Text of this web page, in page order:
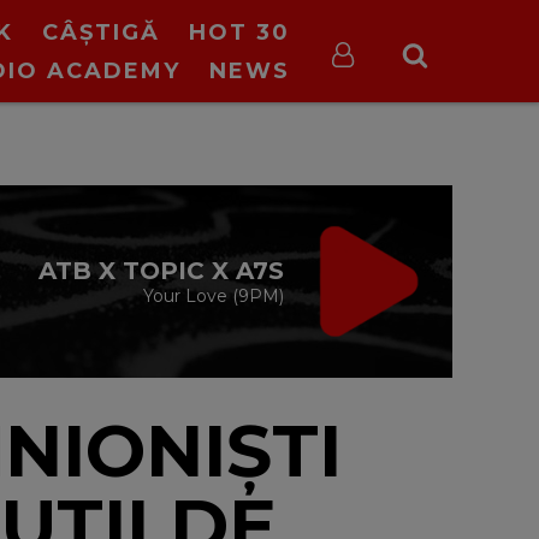
CÂȘTIGĂ
HOT 30
ACADEMY NEWS
MUSIC
cu Alina Chinie